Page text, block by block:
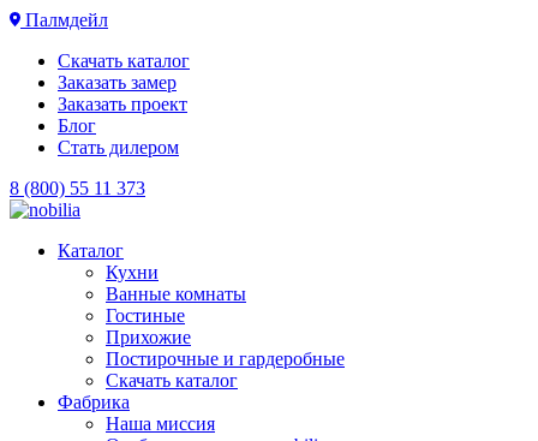
Палмдейл
Скачать каталог
Заказать замер
Заказать проект
Блог
Стать дилером
8 (800) 55 11 373
Каталог
Кухни
Ванные комнаты
Гостиные
Прихожие
Постирочные и гардеробные
Скачать каталог
Фабрика
Наша миссия